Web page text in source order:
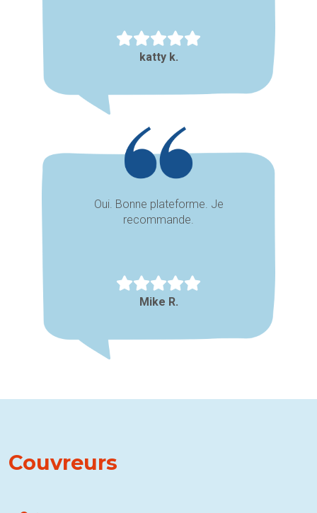
katty k.
Oui. Bonne plateforme. Je
recommande.
Mike R.
Couvreurs